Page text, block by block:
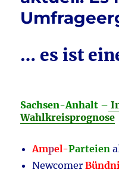
… es ist
Sachsen-Anhalt –
Wahlkreisprognose
Ampel-Parteien
Newcomer